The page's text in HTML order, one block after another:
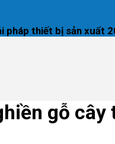
pháp thiết bị sản xuất
gỗ cây